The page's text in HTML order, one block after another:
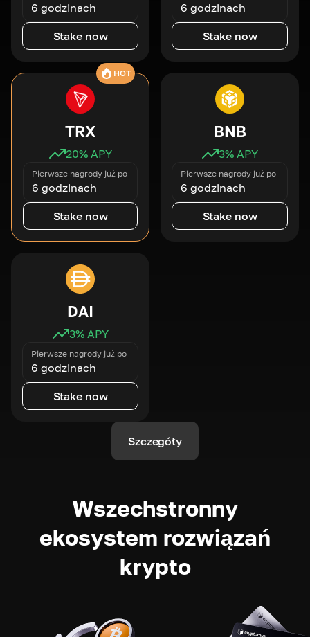
6 godzinach
Stake now
6 godzinach
Stake now
HOT
TRX
20% APY
Pierwsze nagrody już po
6 godzinach
Stake now
BNB
3% APY
Pierwsze nagrody już po
6 godzinach
Stake now
DAI
3% APY
Pierwsze nagrody już po
6 godzinach
Stake now
Szczegóły
Wszechstronny
ekosystem rozwiązań
krypto